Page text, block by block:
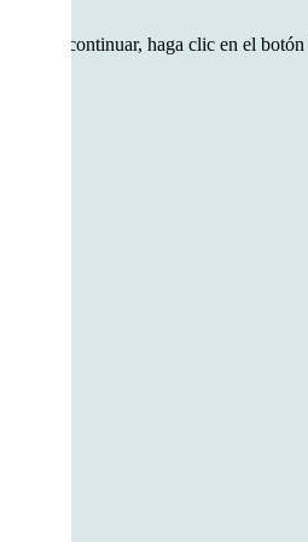
Si va continuar, haga clic en el